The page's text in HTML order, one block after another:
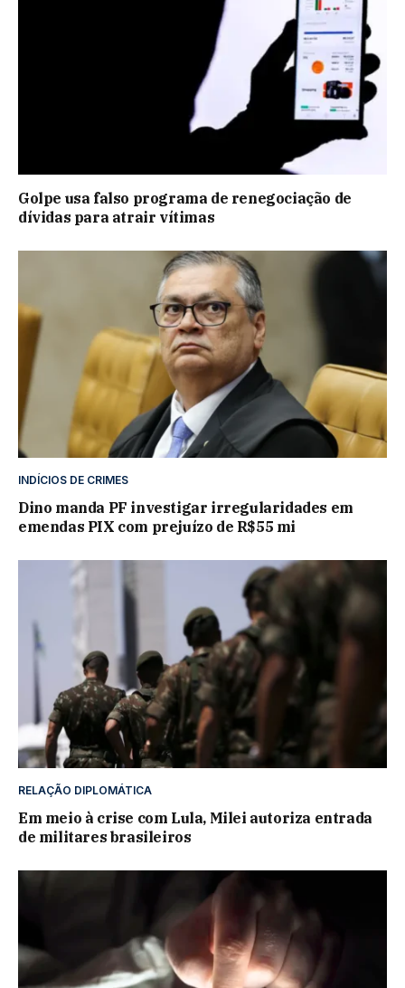
Golpe usa falso programa de renegociação de
dívidas para atrair vítimas
INDÍCIOS DE CRIMES
Dino manda PF investigar irregularidades em
emendas PIX com prejuízo de R$55 mi
RELAÇÃO DIPLOMÁTICA
Em meio à crise com Lula, Milei autoriza entrada
de militares brasileiros